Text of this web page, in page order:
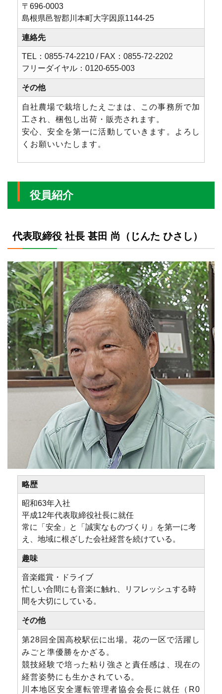
〒696-0003
島根県⾢智郡川本町大字因原1144-25
連絡先
TEL：0855-74-2210 / FAX：0855-72-2202
フリーダイヤル：0120-655-003
その他
自社農場で栽培したえごまは、この事務所で加
工され、梱包し出荷・販売されます。
安心、安全を第一に活動していきます。よろし
くお願いいたします。
役員紹介
代表取締役 社長 甚田 尚（じんた ひさし）
略歴
昭和63年入社
平成12年代表取締役社長に就任
常に「安全」と「誠実なものづくり」を第一に考
え、地域に根ざした会社経営を続けている。
趣味
音楽鑑賞・ドライブ
忙しい合間にも音楽に触れ、リフレッシュする時
間を大切にしている。
その他
第28回全国高校駅伝に出場。花の一区で活躍し
みごと準優勝をかざる。
競技経験で培った粘り強さと責任感は、現在の
経営姿勢にも生かされている。
川本地区安全運転管理者協会会長に就任（R0